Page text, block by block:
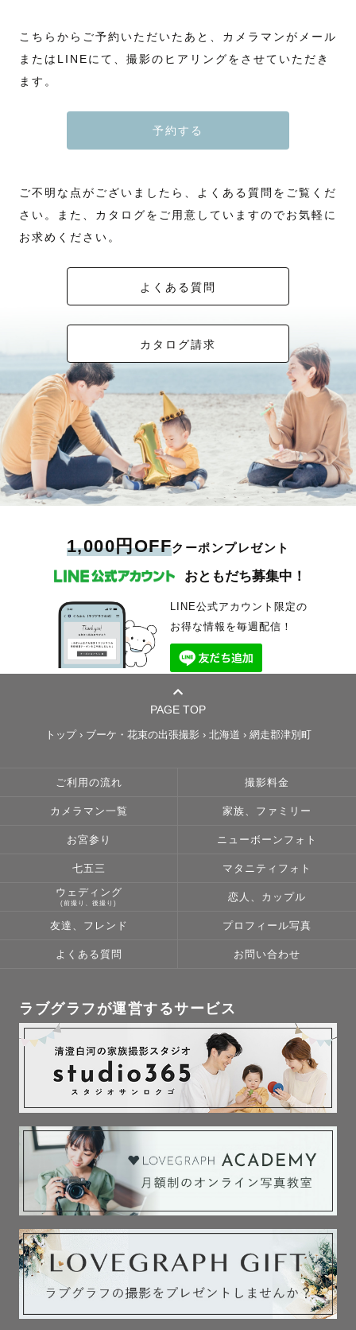
こちらからご予約いただいたあと、カメラマンがメール
またはLINEにて、撮影のヒアリングをさせていただき
ます。
予約する
ご不明な点がございましたら、よくある質問をご覧くだ
さい。また、カタログをご用意していますのでお気軽に
お求めください。
よくある質問
カタログ請求
1,000円OFFクーポンプレゼント
おともだち募集中！
LINE公式アカウント限定の
お得な情報を毎週配信！
PAGE TOP
トップ› ブーケ・花束の出張撮影 › 北海道 › 網走郡津別町
ご利用の流れ 撮影料金
カメラマン一覧 家族、ファミリー
お宮参り ニューボーンフォト
七五三 マタニティフォト
ウェディング
(前撮り、後撮り)
恋人、カップル
友達、フレンド プロフィール写真
よくある質問 お問い合わせ
ラブグラフが運営するサービス